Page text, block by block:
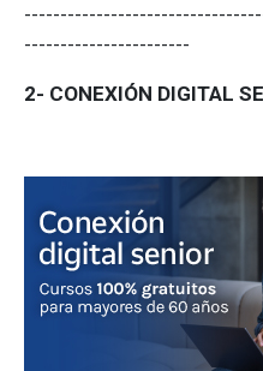
-----------------------
2- CONEXIÓN DIGITAL